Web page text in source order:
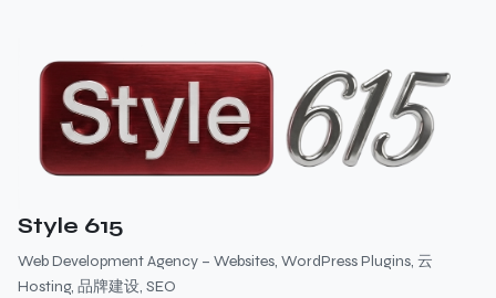
Style 615
Web Development Agency – Websites, WordPress Plugins, 云
Hosting, 品牌建设, SEO